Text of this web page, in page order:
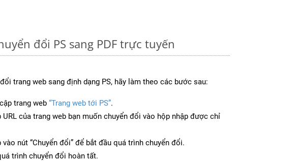
đổi PS sang PDF trực tuyến
trang web sang định dạng PS, hãy làm theo các bước sau:
trang web “Trang web tới PS”.
URL của trang web bạn muốn chuyển đổi vào hộp nhập được chỉ
vào nút “Chuyển đổi” để bắt đầu quá trình chuyển đổi.
trình chuyển đổi hoàn tất.